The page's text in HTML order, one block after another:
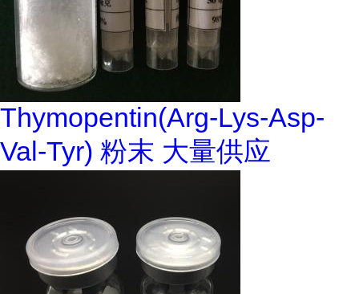
Thymopentin(Arg-Lys-Asp-
Val-Tyr) 粉末 大量供应